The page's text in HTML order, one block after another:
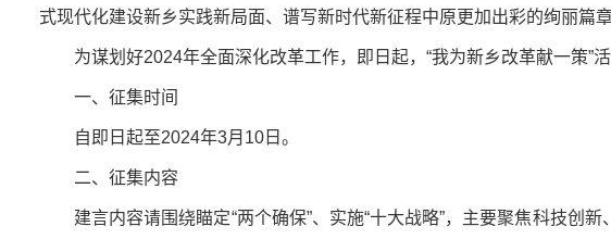
式现代化建设新乡实践新局面、谱写新时代新征程中原更加出彩的绚丽篇
为谋划好2024年全面深化改革工作，即日起，“我为新乡改革献一策”
一、征集时间
自即日起至2024年3月10日。
二、征集内容
建言内容请围绕瞄定“两个确保”、实施“十大战略”，主要聚焦科技创